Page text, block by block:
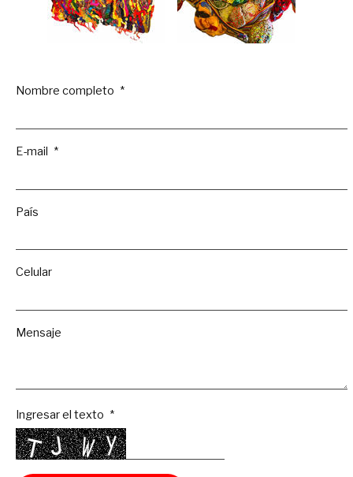
Nombre completo
E-mail
País
Celular
Mensaje
Ingresar el texto